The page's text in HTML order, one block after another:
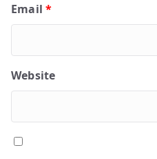
Email*
Website